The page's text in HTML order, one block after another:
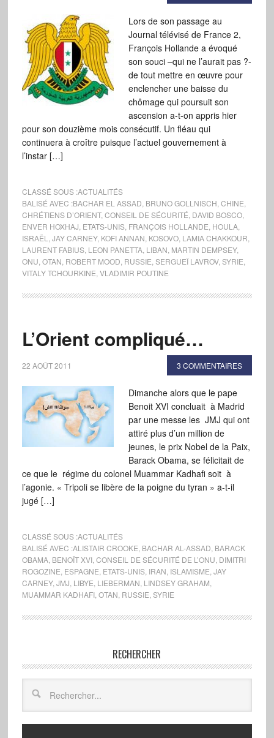
Lors de son passage au
Journal télévisé de France 2,
François Hollande a évoqué
son souci –qui ne l’aurait pas ?-
de tout mettre en œuvre pour
enclencher une baisse du
chômage qui poursuit son
ascension a-t-on appris hier
pour son douzième mois consécutif. Un fléau qui
continuera à croître puisque l’actuel gouvernement à
l’instar […]
CLASSÉ SOUS :ACTUALITÉS
BALISÉ AVEC :BACHAR EL ASSAD BRUNO GOLLNISCH CHINE
CHRÉTIENS D’ORIENT, CONSEIL DE SÉCURITÉ DAVID BOSCO,
ENVER HOXHAJ ETATS-UNIS, FRANÇOIS HOLLANDE HOULA,
ISRAËL
JAY CARNEY, KOFI ANNAN KOSOVO, LAMIA CHAKKOUR
LAURENT FABIUS, LEON PANETTA, LIBAN MARTIN DEMPSEY,
ONU OTAN ROBERT MOOD RUSSIE SERGUEÏ LAVROV, SYRIE
VITALY TCHOURKINE VLADIMIR POUTINE
L’Orient compliqué…
22 AOÛT 2011 3 COMMENTAIRES
Dimanche alors que le pape
Benoit XVI concluait à Madrid
par une messe les JMJ qui ont
attiré plus d’un million de
jeunes, le prix Nobel de la Paix,
Barack Obama, se félicitait de
ce que le régime du colonel Muammar Kadhafi soit à
l’agonie. « Tripoli se libère de la poigne du tyran » a-t-il
jugé […]
CLASSÉ SOUS :ACTUALITÉS
BALISÉ AVEC :ALISTAIR CROOKE BACHAR AL-ASSAD BARACK
OBAMA, BENOÎT XVI, CONSEIL DE SÉCURITÉ DE L’ONU DIMITRI
ROGOZINE ESPAGNE ETATS-UNIS, IRAN ISLAMISME JAY
CARNEY, JMJ LIBYE LIEBERMAN LINDSEY GRAHAM
MUAMMAR KADHAFI, OTAN RUSSIE SYRIE
RECHERCHER